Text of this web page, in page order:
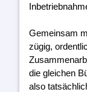
Gemeinsam
zügig,
die gleichen
also